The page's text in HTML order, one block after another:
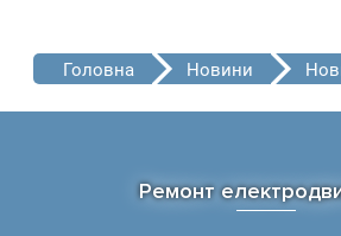
Головна Новини
Ремонт